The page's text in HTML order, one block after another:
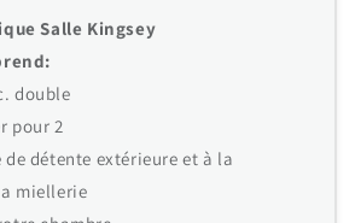
Salle Kingsey
double
pour 2
détente extérieure et à la
miellerie